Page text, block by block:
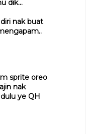
dik...
nak buat
sprite oreo
nak
ye QH